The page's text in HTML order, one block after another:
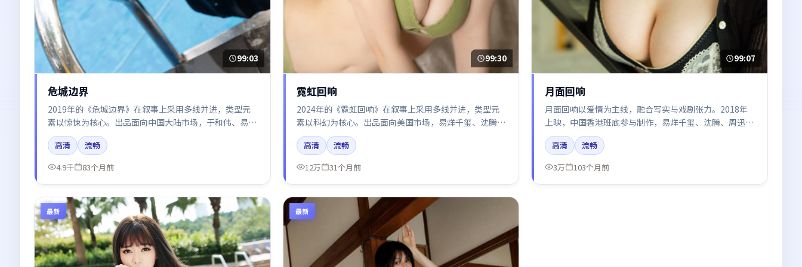
99:03
危城边界
2019年的《危城边界》在叙事上采用多线并进，类型元
素以惊悚为核心。出品面向中国大陆市场，于和伟、易烊
千玺、沈腾、雷佳音所饰角色推动关键反转，结尾留白引
发讨论。
高清
流畅
4.9千
83个月前
99:30
霓虹回响
2024年的《霓虹回响》在叙事上采用多线并进，类型元
素以科幻为核心。出品面向美国市场，易烊千玺、沈腾、
梁朝伟、朱一龙、张译所饰角色推动关键反转，结尾留白
引发讨论。
高清
流畅
12万
31个月前
99:07
月面回响
月面回响以爱情为主线，融合写实与戏剧张力。2018年
上映，中国香港班底参与制作，易烊千玺、沈腾、周迅、
段奕宏、王凯在片中呈现细腻表演，影像风格统一，配乐
与剪辑强化了情绪曲线。
高清
流畅
3万
103个月前
最新 最新